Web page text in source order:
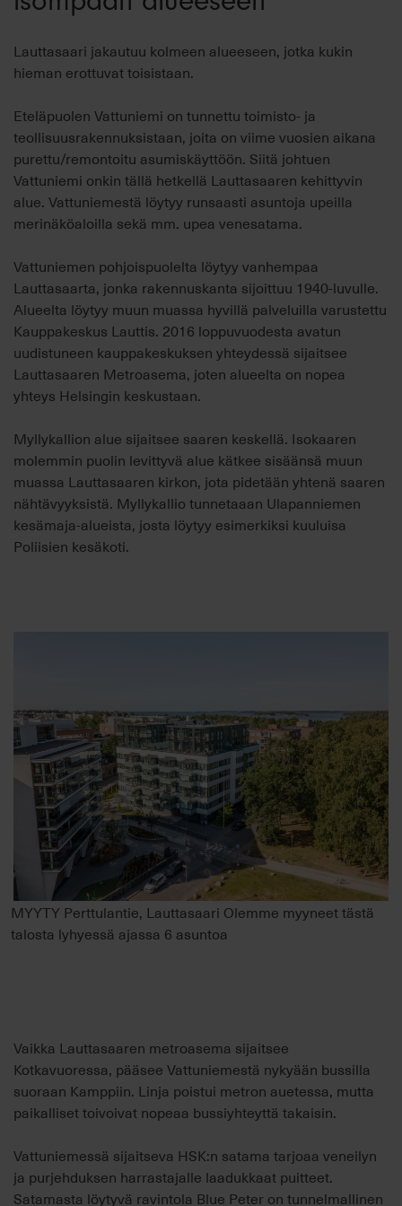
Lauttasaari jakautuu kolmeen alueeseen, jotka kukin
hieman erottuvat toisistaan.
Eteläpuolen Vattuniemi on tunnettu toimisto- ja
teollisuusrakennuksistaan, joita on viime vuosien aikana
purettu/remontoitu asumiskäyttöön. Siitä johtuen
Vattuniemi onkin tällä hetkellä Lauttasaaren kehittyvin
alue. Vattuniemestä löytyy runsaasti asuntoja upeilla
merinäköaloilla sekä mm. upea venesatama.
Vattuniemen pohjoispuolelta löytyy vanhempaa
Lauttasaarta, jonka rakennuskanta sijoittuu 1940-luvulle.
Alueelta löytyy muun muassa hyvillä palveluilla varustettu
Kauppakeskus Lauttis. 2016 loppuvuodesta avatun
uudistuneen kauppakeskuksen yhteydessä sijaitsee
Lauttasaaren Metroasema, joten alueelta on nopea
yhteys Helsingin keskustaan.
Myllykallion alue sijaitsee saaren keskellä. Isokaaren
molemmin puolin levittyvä alue kätkee sisäänsä muun
muassa Lauttasaaren kirkon, jota pidetään yhtenä saaren
nähtävyyksistä. Myllykallio tunnetaaan Ulapanniemen
kesämaja-alueista, josta löytyy esimerkiksi kuuluisa
Poliisien kesäkoti.
MYYTY Perttulantie, Lauttasaari Olemme myyneet tästä
talosta lyhyessä ajassa 6 asuntoa
Vaikka Lauttasaaren metroasema sijaitsee
Kotkavuoressa, pääsee Vattuniemestä nykyään bussilla
suoraan Kamppiin. Linja poistui metron auetessa, mutta
paikalliset toivoivat nopeaa bussiyhteyttä takaisin.
Vattuniemessä sijaitseva HSK:n satama tarjoaa veneilyn
ja purjehduksen harrastajalle laadukkaat puitteet.
Satamasta löytyvä ravintola Blue Peter on tunnelmallinen